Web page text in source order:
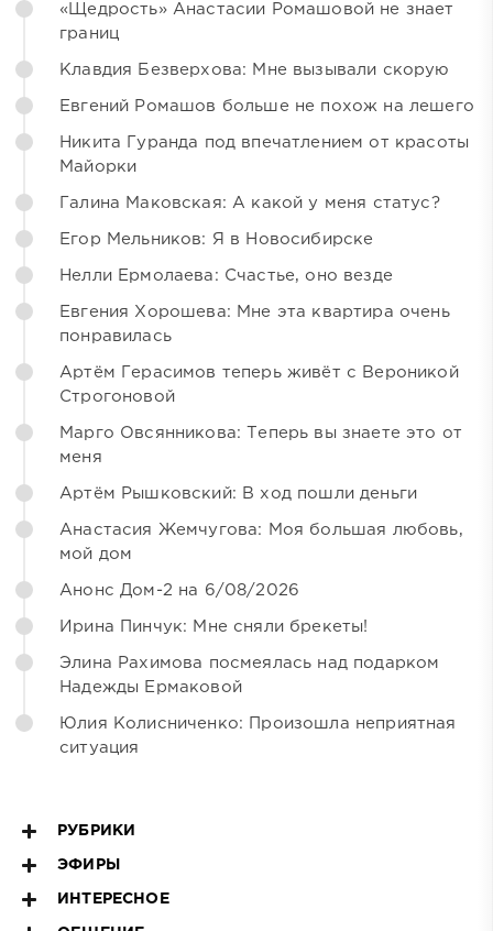
«Щедрость» Анастасии Ромашовой не знает
границ
Клавдия Безверхова: Мне вызывали скорую
Евгений Ромашов больше не похож на лешего
Никита Гуранда под впечатлением от красоты
Майорки
Галина Маковская: А какой у меня статус?
Егор Мельников: Я в Новосибирске
Нелли Ермолаева: Счастье, оно везде
Евгения Хорошева: Мне эта квартира очень
понравилась
Артём Герасимов теперь живёт с Вероникой
Строгоновой
Марго Овсянникова: Теперь вы знаете это от
меня
Артём Рышковский: В ход пошли деньги
Анастасия Жемчугова: Моя большая любовь,
мой дом
Анонс Дом-2 на 6/08/2026
Ирина Пинчук: Мне сняли брекеты!
Элина Рахимова посмеялась над подарком
Надежды Ермаковой
Юлия Колисниченко: Произошла неприятная
ситуация
РУБРИКИ
ЭФИРЫ
ИНТЕРЕСНОЕ